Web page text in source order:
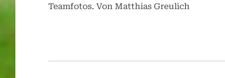
Teamfotos. Von Matthias Greulich